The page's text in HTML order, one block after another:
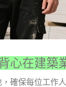
心在建築
確保每位工作